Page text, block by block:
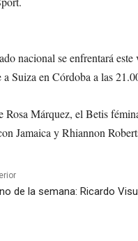
nacional se enfrentará
a Suiza en Córdoba a las
Rosa Márquez, el Betis
Jamaica y Rhiannon
de la semana: Ricardo